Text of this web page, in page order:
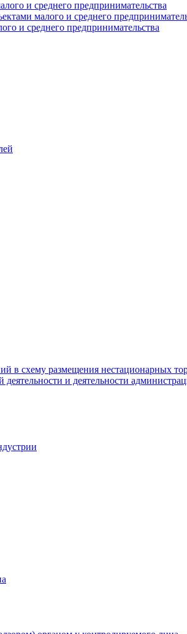
и среднего предпринимательства
малого и среднего
и среднего предпринимательства
в схему размещения нестационарных
деятельности и деятельности